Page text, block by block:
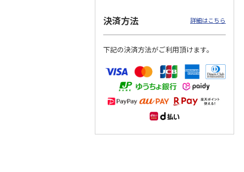
円…
4.8（11）
5,500円
4.6（7）
11,000円
決済方法 詳細はこちら
下記の決済方法がご利用頂けます。